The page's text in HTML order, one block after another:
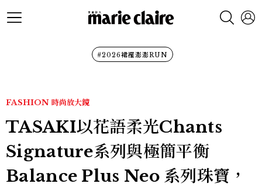
#2026裙襬澎澎RUN
FASHION 時尚放大鏡
TASAKI以花語柔光Chants
Signature系列與極簡平衡
Balance Plus Neo 系列珠寶，